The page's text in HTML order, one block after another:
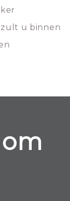
u binnen